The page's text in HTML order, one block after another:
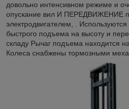
довольно интенсивном режиме и
опускание вил И ПЕРЕДВИЖЕНИЕ
электродвигателем, .
быстрого подъема на высоту и
складу Рычаг подъема находится
Колеса снабжены